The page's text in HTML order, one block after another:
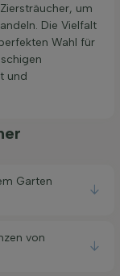
um
Die Vielfalt
Wahl für
und
Garten
von